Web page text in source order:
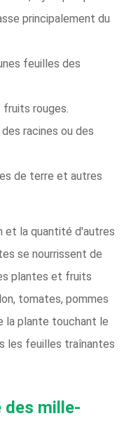
principalement du
feuilles des
fruits rouges.
racines ou des
de terre et autres
et la quantité d'autres
se nourrissent de
plantes et fruits
tomates, pommes
la plante touchant le
les feuilles traînantes
des mille-